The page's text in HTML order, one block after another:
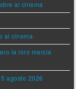
al cinema
al cinema
la loro marcia
agosto 2026